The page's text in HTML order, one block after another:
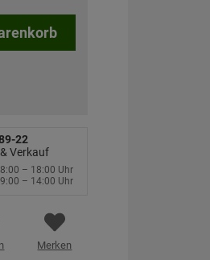
22
Verkauf
– 18:00 Uhr
– 14:00 Uhr
Merken